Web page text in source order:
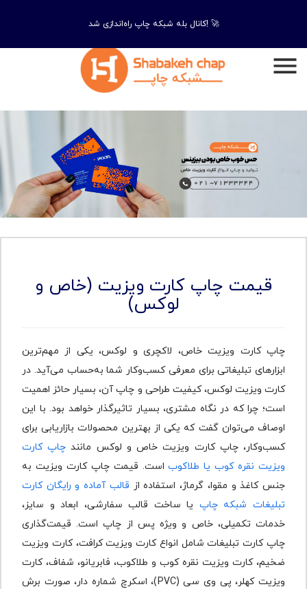
کانال بله شبکه چاپ راه‌اندازی شد! 🚀
قیمت چاپ کارت ویزیت (خاص و
لوکس)
چاپ کارت ویزیت خاص، لاکچری و لوکس، یکی از مهم‌ترین
ابزارهای تبلیغاتی برای معرفی کسب‌وکار شما به‌حساب می‌آید. در
کارت ویزیت لوکس، کیفیت طراحی و چاپ آن، بسیار حائز اهمیت
است؛ چرا که در نگاه مشتری، بسیار تاثیرگذار خواهد بود. با این
اوصاف می‌توان گفت که یکی از بهترین محصولات بازاریابی برای
کسب‌وکار، چاپ کارت ویزیت خاص و لوکس مانند چاپ کارت
ویزیت نقره کوب یا طلاکوباست. قیمت چاپ کارت ویزیت به
جنس کاغذ و مقوا، گرماژ، استفاده از قالب آماده و رایگان کارت
تبلیغات شبکه چاپ یا ساخت قالب سفارشی، ابعاد و سایز،
خدمات تکمیلی، خاص و ویژه پس از چاپ است. قیمت‌گذاری
چاپ کارت تبلیغات شامل انواع کارت ویزیت کرافت، کارت ویزیت
ضخیم، کارت ویزیت نقره کوب و طلاکوب، فابریانو، شفاف، کارت
ویزیت کهلر، پی وی سی (PVC)، اسکرچ شماره دار، صورت برش